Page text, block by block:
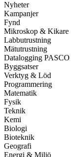
Nyheter
Kampanjer
Fynd
Mikroskop & Kikare
Labbutrustning
Mätutrustning
Datalogging PASCO
Byggsatser
Verktyg & Löd
Programmering
Matematik
Fysik
Teknik
Kemi
Biologi
Bioteknik
Geografi
Energi & Miljö